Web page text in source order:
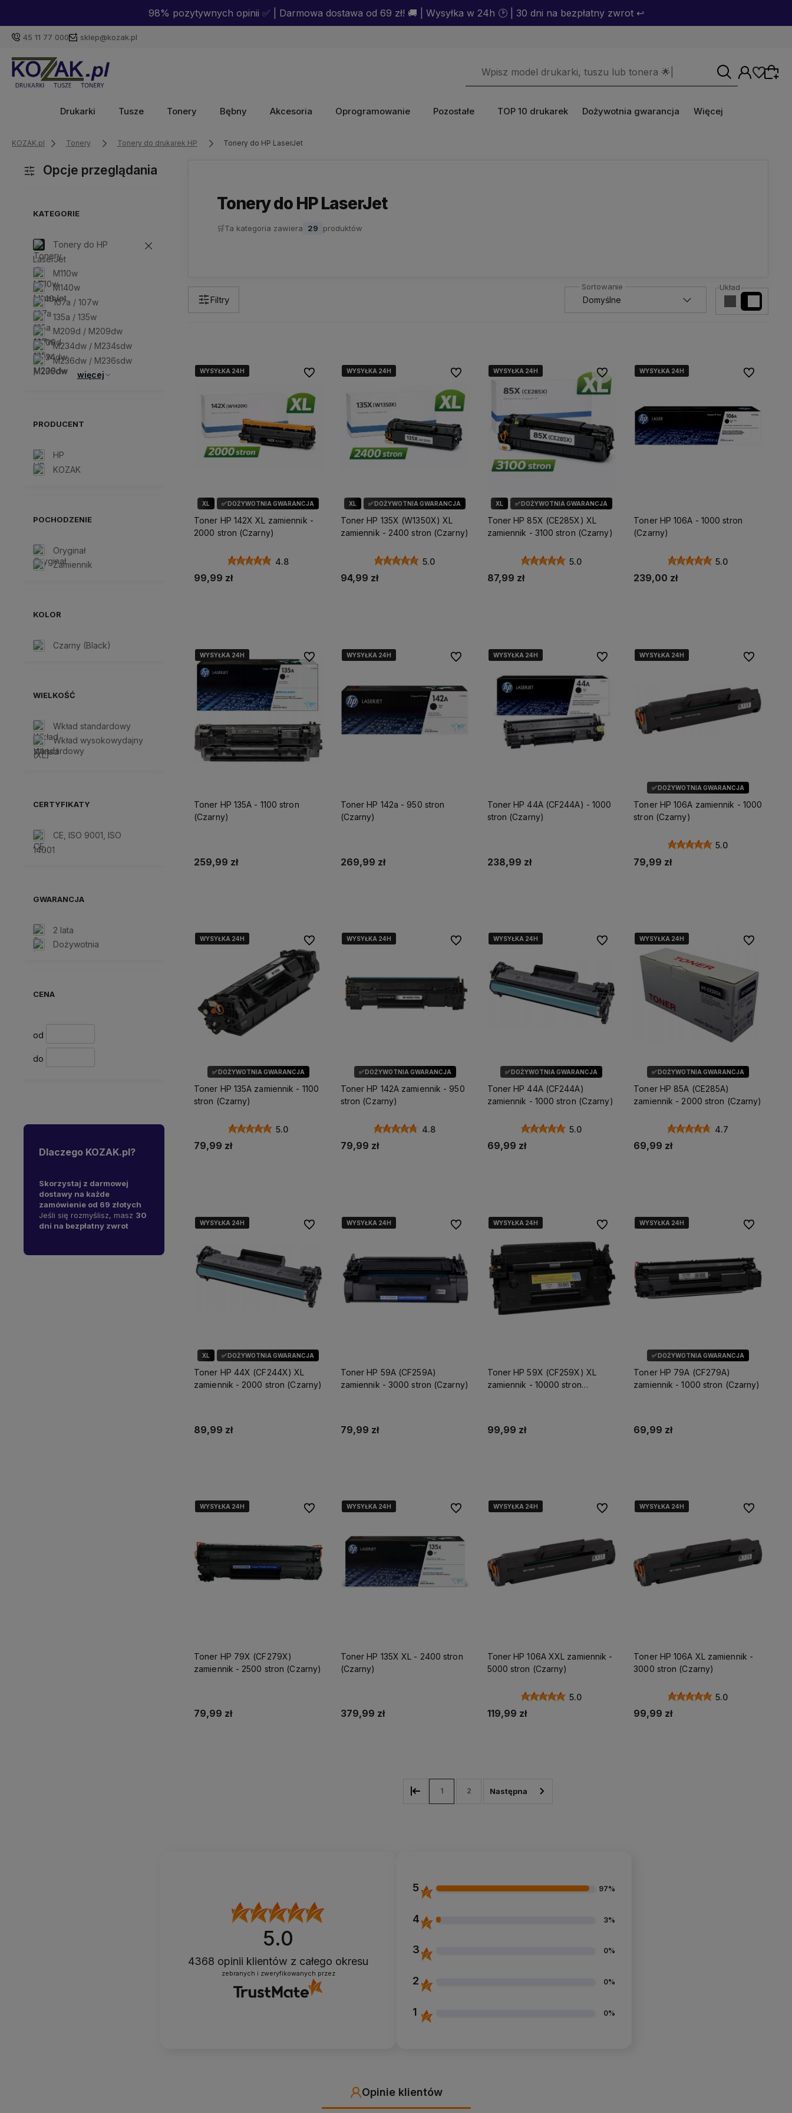
98% pozytywnych opinii ✅ | Darmowa dostawa od 69 zł! 🚚 | Wysyłka w 24h 🕑 | 30 dni na bezpłatny zwrot ↩️
45 11 77 000 sklep@kozak.pl
Drukarki Tusze Tonery Bębny Akcesoria Oprogramowanie Pozostałe TOP 10 drukarek Dożywotnia gwarancja Więcej
KOZAK.pl Tonery Tonery do drukarek HP Tonery do HP LaserJet
Opcje przeglądania
KATEGORIE
Tonery do HP
LaserJet
M110w
M140w
107a / 107w
135a / 135w
M209d / M209dw
M234dw / M234sdw
M236dw / M236sdw
więcej
PRODUCENT
HP
KOZAK
POCHODZENIE
Oryginał
Zamiennik
KOLOR
Czarny (Black)
WIELKOŚĆ
Wkład standardowy
Wkład wysokowydajny
(XL)
CERTYFIKATY
CE, ISO 9001, ISO
14001
GWARANCJA
2 lata
Dożywotnia
CENA
od
do
Dlaczego KOZAK.pl?
Skorzystaj z darmowej
dostawy na każde
zamówienie od 69 złotych
Jeśli się rozmyślisz, masz 30
dni na bezpłatny zwrot
doświadczenia na polskim
i traktujemy priorytetowo ❤️
Tonery do HP LaserJet
🛒Ta kategoria zawiera 29 produktów
Filtry
Układ
XL ✅ DOŻYWOTNIA GWARANCJA
WYSYŁKA 24H
WYSYŁKA 24H
WYSYŁKA 24H
Toner HP 142X XL zamiennik -
2000 stron (Czarny)
4.8
99,99 zł
Do ulubionych
XL ✅ DOŻYWOTNIA GWARANCJA
WYSYŁKA 24H
WYSYŁKA 24H
WYSYŁKA 24H
Toner HP 135X (W1350X) XL
zamiennik - 2400 stron (Czarny)
5.0
94,99 zł
Do ulubionych
XL ✅ DOŻYWOTNIA GWARANCJA
WYSYŁKA 24H
WYSYŁKA 24H
WYSYŁKA 24H
Toner HP 85X (CE285X) XL
zamiennik - 3100 stron (Czarny)
5.0
87,99 zł
Do ulubionychWYSYŁKA 24H
WYSYŁKA 24H
WYSYŁKA 24H
Toner HP 106A - 1000 stron
(Czarny)
5.0
239,00 zł
Do ulubionych
WYSYŁKA 24H
WYSYŁKA 24H
WYSYŁKA 24H
Toner HP 135A - 1100 stron
(Czarny)
259,99 zł
Do ulubionychWYSYŁKA 24H
WYSYŁKA 24H
WYSYŁKA 24H
Toner HP 142a - 950 stron
(Czarny)
269,99 zł
Do ulubionychWYSYŁKA 24H
WYSYŁKA 24H
WYSYŁKA 24H
Toner HP 44A (CF244A) - 1000
stron (Czarny)
238,99 zł
Do ulubionych
✅ DOŻYWOTNIA GWARANCJA
WYSYŁKA 24H
WYSYŁKA 24H
WYSYŁKA 24H
Toner HP 106A zamiennik - 1000
stron (Czarny)
5.0
79,99 zł
Do ulubionych
✅ DOŻYWOTNIA GWARANCJA
WYSYŁKA 24H
WYSYŁKA 24H
WYSYŁKA 24H
Toner HP 135A zamiennik - 1100
stron (Czarny)
5.0
79,99 zł
Do ulubionych
✅ DOŻYWOTNIA GWARANCJA
WYSYŁKA 24H
WYSYŁKA 24H
WYSYŁKA 24H
Toner HP 142A zamiennik - 950
stron (Czarny)
4.8
79,99 zł
Do ulubionych
✅ DOŻYWOTNIA GWARANCJA
WYSYŁKA 24H
WYSYŁKA 24H
WYSYŁKA 24H
Toner HP 44A (CF244A)
zamiennik - 1000 stron (Czarny)
5.0
69,99 zł
Do ulubionych
✅ DOŻYWOTNIA GWARANCJA
WYSYŁKA 24H
WYSYŁKA 24H
WYSYŁKA 24H
Toner HP 85A (CE285A)
zamiennik - 2000 stron (Czarny)
4.7
69,99 zł
Do ulubionych
XL ✅ DOŻYWOTNIA GWARANCJA
WYSYŁKA 24H
WYSYŁKA 24H
WYSYŁKA 24H
Toner HP 44X (CF244X) XL
zamiennik - 2000 stron (Czarny)
89,99 zł
Do ulubionychWYSYŁKA 24H
WYSYŁKA 24H
WYSYŁKA 24H
Toner HP 59A (CF259A)
zamiennik - 3000 stron (Czarny)
79,99 zł
Do ulubionychWYSYŁKA 24H
WYSYŁKA 24H
WYSYŁKA 24H
Toner HP 59X (CF259X) XL
zamiennik - 10000 stron
99,99 zł
Do ulubionych
✅ DOŻYWOTNIA GWARANCJA
WYSYŁKA 24H
WYSYŁKA 24H
WYSYŁKA 24H
Toner HP 79A (CF279A)
zamiennik - 1000 stron (Czarny)
69,99 zł
Do ulubionych
WYSYŁKA 24H
WYSYŁKA 24H
WYSYŁKA 24H
Toner HP 79X (CF279X)
zamiennik - 2500 stron (Czarny)
79,99 zł
Do ulubionychWYSYŁKA 24H
WYSYŁKA 24H
WYSYŁKA 24H
Toner HP 135X XL - 2400 stron
(Czarny)
379,99 zł
Do ulubionychWYSYŁKA 24H
WYSYŁKA 24H
WYSYŁKA 24H
Toner HP 106A XXL zamiennik -
5000 stron (Czarny)
5.0
119,99 zł
Do ulubionychWYSYŁKA 24H
WYSYŁKA 24H
WYSYŁKA 24H
Toner HP 106A XL zamiennik -
3000 stron (Czarny)
5.0
99,99 zł
Do ulubionych
1 2
5.0
4368 opinii klientów z całego okresu
zebranych i zweryfikowanych przez
5 97%
4 3%
3 0%
2 0%
1 0%
Opinie klientów